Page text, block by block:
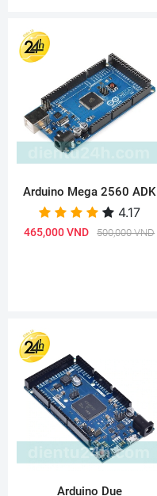
Arduino Mega 2560 ADK
4.17
465,000 VND 500,000 VND
Arduino Due